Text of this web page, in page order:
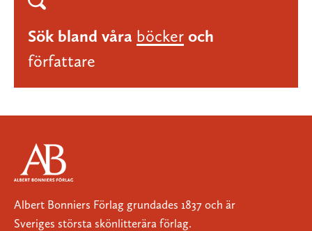
Sök bland våra böcker och
författare
Albert Bonniers Förlag grundades 1837 och är
Sveriges största skönlitterära förlag.